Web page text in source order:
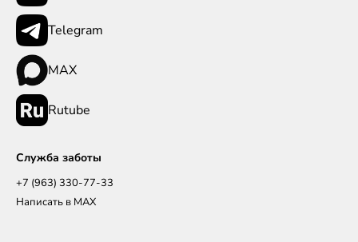
Telegram
MAX
Rutube
Служба заботы
+7 (963) 330-77-33
Написать в MAX